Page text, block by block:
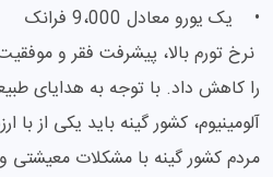
• یک یورو معادل 9،000 فرانک
نرخ تورم بالا، پیشرفت فقر و
را کاهش داد. با توجه به هدایای
آلومینیوم، کشور گینه باید یکی از با
مردم کشور گینه با مشکلات